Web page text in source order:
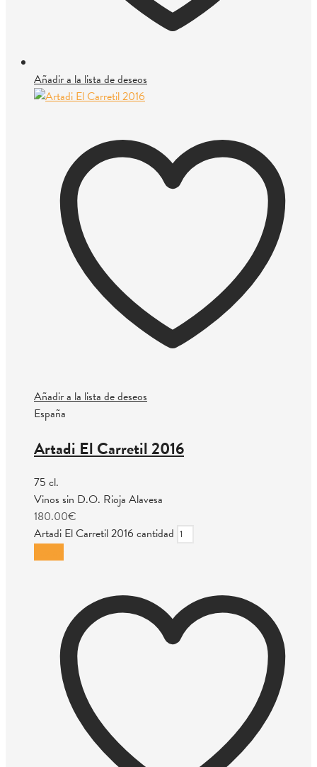
Añadir a la lista de deseos
Añadir a la lista de deseos
España
Artadi El Carretil 2016
75 cl.
Vinos sin D.O. Rioja Alavesa
180.00€
Artadi El Carretil 2016 cantidad